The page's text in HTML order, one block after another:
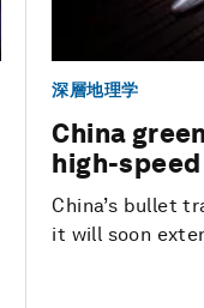
深層地理学
China
high-
China’s bullet
it will soon